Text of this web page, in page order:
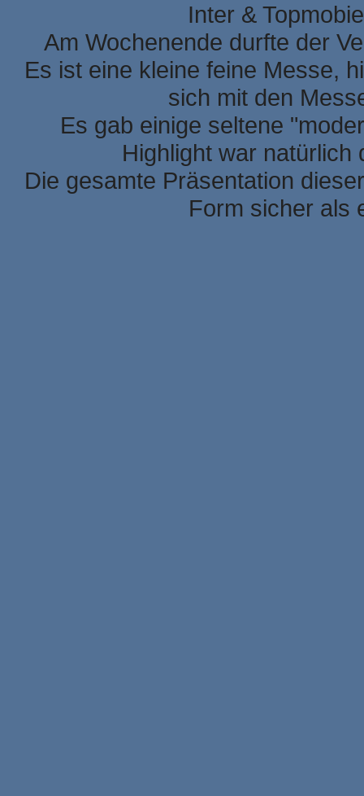
Inter &
Am Wochenende durfte der
Es ist eine kleine feine Messe,
sich mit den
Es gab einige seltene
Highlight war natürlich
Die gesamte Präsentation
Form sicher als